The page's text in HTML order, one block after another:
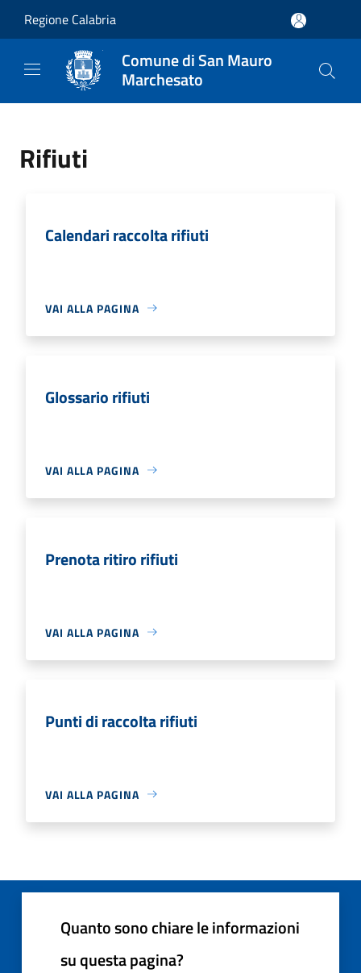
Regione Calabria
Comune di San Mauro
Marchesato
Rifiuti
Calendari raccolta rifiuti
VAI ALLA PAGINA
Glossario rifiuti
VAI ALLA PAGINA
Prenota ritiro rifiuti
VAI ALLA PAGINA
Punti di raccolta rifiuti
VAI ALLA PAGINA
Quanto sono chiare le informazioni
su questa pagina?